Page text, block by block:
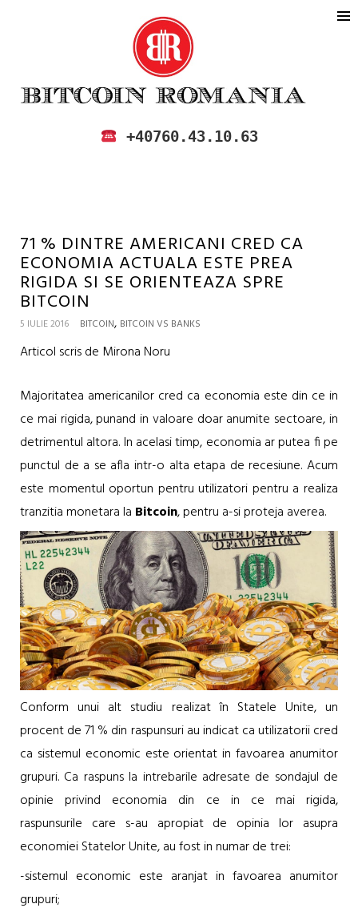
BITCOIN ROMANIA
CUMPARA SI VINDE BITCOIN IN
+40760.43.10.63
71 % DINTRE AMERICANI CRED CA
ECONOMIA ACTUALA ESTE PREA
RIGIDA SI SE ORIENTEAZA SPRE
BITCOIN
5 IULIE 2016 BITCOIN, BITCOIN VS BANKS
Articol scris de Mirona Noru
Majoritatea americanilor cred ca economia este din ce in
ce mai rigida, punand in valoare doar anumite sectoare, in
detrimentul altora. In acelasi timp, economia ar putea fi pe
punctul de a se afla intr-o alta etapa de recesiune. Acum
este momentul oportun pentru utilizatori pentru a realiza
tranzitia monetara la Bitcoin, pentru a-si proteja averea.
Conform unui alt studiu realizat în Statele Unite, un
procent de 71 % din raspunsuri au indicat ca utilizatorii cred
ca sistemul economic este orientat in favoarea anumitor
grupuri. Ca raspuns la intrebarile adresate de sondajul de
opinie privind economia din ce in ce mai rigida,
raspunsurile care s-au apropiat de opinia lor asupra
economiei Statelor Unite, au fost in numar de trei:
-sistemul economic este aranjat in favoarea anumitor
grupuri;